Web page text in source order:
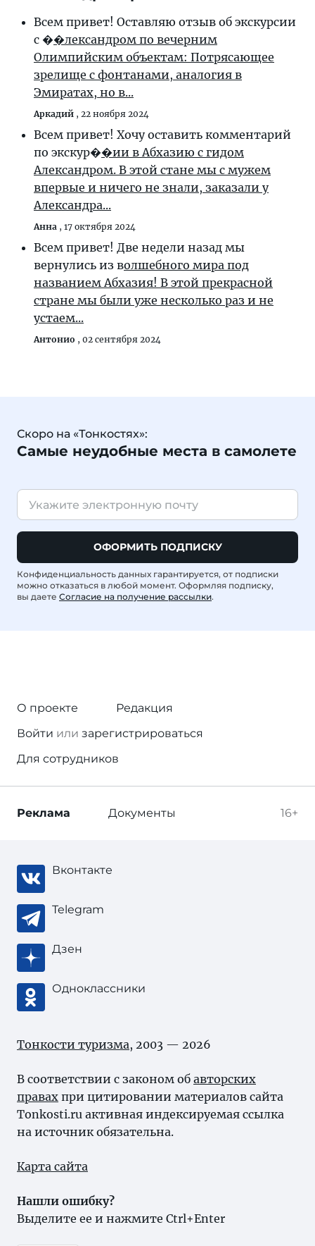
Всем привет! Оставляю отзыв об экскурсии
с ��лександром по вечерним
Олимпийским объектам: Потрясающее
зрелище с фонтанами, аналогия в
Эмиратах, но в...
Аркадий , 22 ноября 2024
Всем привет! Хочу оставить комментарий
по экскур��ии в Абхазию с гидом
Александром. В этой стане мы с мужем
впервые и ничего не знали, заказали у
Александра...
Анна , 17 октября 2024
Всем привет! Две недели назад мы
вернулись из волшебного мира под
названием Абхазия! В этой прекрасной
стране мы были уже несколько раз и не
устаем...
Антонио , 02 сентября 2024
Скоро на «Тонкостях»:
Самые неудобные места в самолете
ОФОРМИТЬ ПОДПИСКУ
Конфиденциальность данных гарантируется, от подписки
можно отказаться в любой момент. Оформляя подписку,
вы даете Согласие на получение рассылки.
О проекте
Редакция
Войти или зарегистрироваться
Для сотрудников
16+
Реклама Документы
Вконтакте
Telegram
Дзен
Одноклассники
Тонкости туризма, 2003 — 2026
В соответствии с законом об авторских
правах при цитировании материалов сайта
Tonkosti.ru активная индексируемая ссылка
на источник обязательна.
Карта сайта
Нашли ошибку?
Выделите ее и нажмите Ctrl+Enter